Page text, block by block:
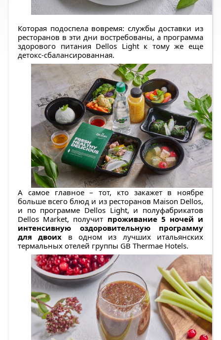
Которая подоспела вовремя: службы доставки из
ресторанов в эти дни востребованы, а программа
здорового питания Dellos Light к тому же еще
детокс-сбалансированная.
А самое главное – тот, кто закажет в ноябре
больше всего блюд и из ресторанов Maison Dellos,
и по программе Dellos Light, и полуфабрикатов
Dellos Market, получит проживание 5 ночей и
интенсивную оздоровительную программу
для двоих в одном из лучших итальянских
термальных отелей группы GB Thermae Hotels.